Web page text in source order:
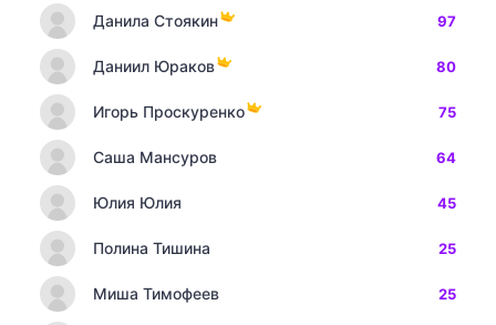
Данила Стоякин 97
Даниил Юраков 80
Игорь Проскуренко 75
Саша Мансуров 64
Юлия Юлия 45
Полина Тишина 25
Миша Тимофеев 25